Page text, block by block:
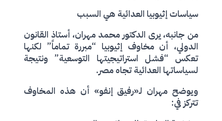
سياسات إثيوبيا العدائية هي السبب
من جانبه، يرى الدكتور محمد مهران، أستاذ القانون
الدولي، أن مخاوف إثيوبيا “مبررة تماماً” لكنها
تعكس “فشل استراتيجيتها التوسعية” ونتيجة
لسياساتها العدائية تجاه مصر.
ويوضح مهران لـ«رفيق إنفو» أن هذه المخاوف
تتركز في: